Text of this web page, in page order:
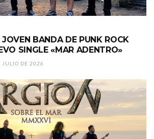
BANDA DE PUNK ROCK
SINGLE «MAR ADENTRO»
JULIO DE 2026